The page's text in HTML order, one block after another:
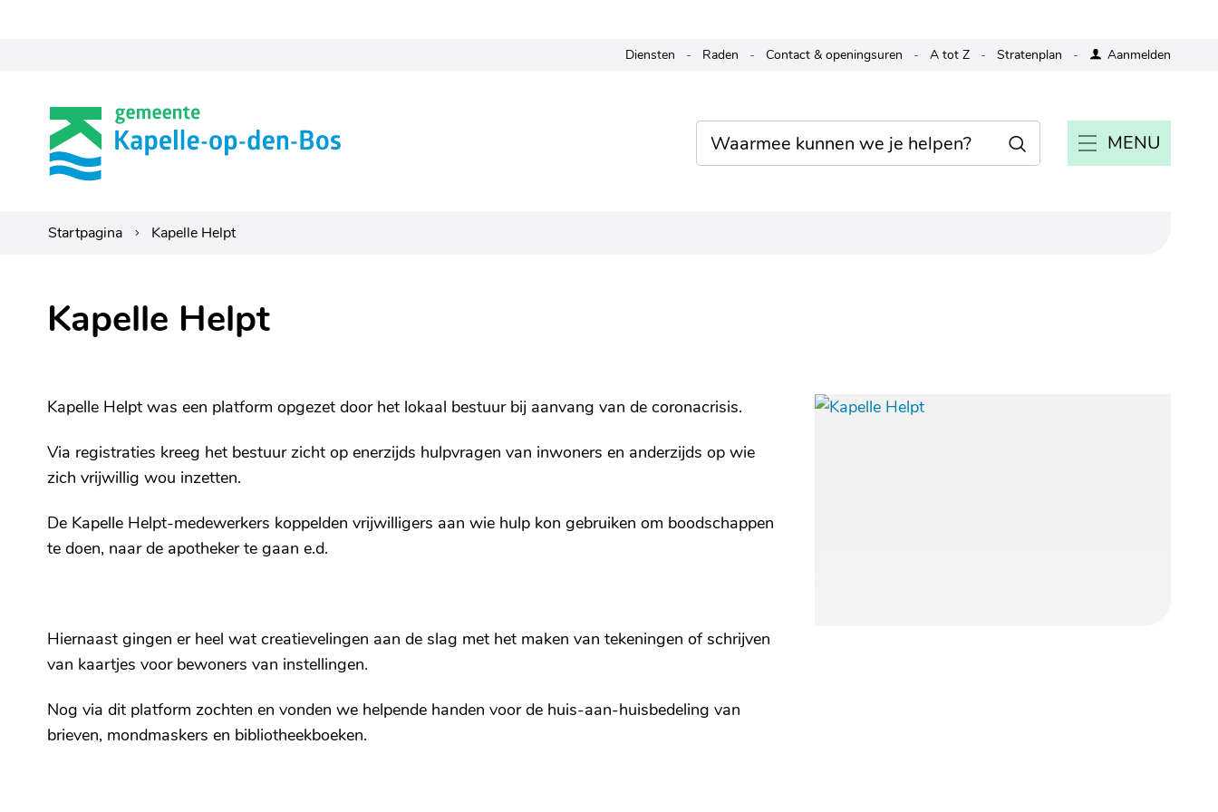
Naar
Diensten Raden Contact & openingsuren A tot Z Stratenplan Aanmelden
Gemeente
Kapelle-
op-
bos
MENU
Waarmee
kunnen
Zoeken
Startpagina Kapelle Helpt
Kapelle Helpt
Kapelle Helpt was een platform opgezet door het lokaal bestuur bij aanvang van de coronacrisis.
Via registraties kreeg het bestuur zicht op enerzijds hulpvragen van inwoners en anderzijds op wie
zich vrijwillig wou inzetten.
De Kapelle Helpt-medewerkers koppelden vrijwilligers aan wie hulp kon gebruiken om boodschappen
te doen, naar de apotheker te gaan e.d.
Hiernaast gingen er heel wat creatievelingen aan de slag met het maken van tekeningen of schrijven
van kaartjes voor bewoners van instellingen.
Nog via dit platform zochten en vonden we helpende handen voor de huis-aan-huisbedeling van
brieven, mondmaskers en bibliotheekboeken.